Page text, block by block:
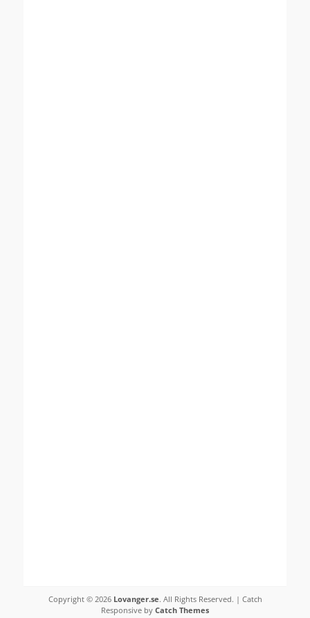
Copyright © 2026 Lovanger.se. All Rights Reserved. | Catch
Responsive by Catch Themes